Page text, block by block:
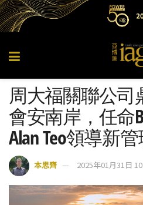
周大福關聯公司
會安南岸，任命
Alan Teo領導新
本思齊 2025年01月31日